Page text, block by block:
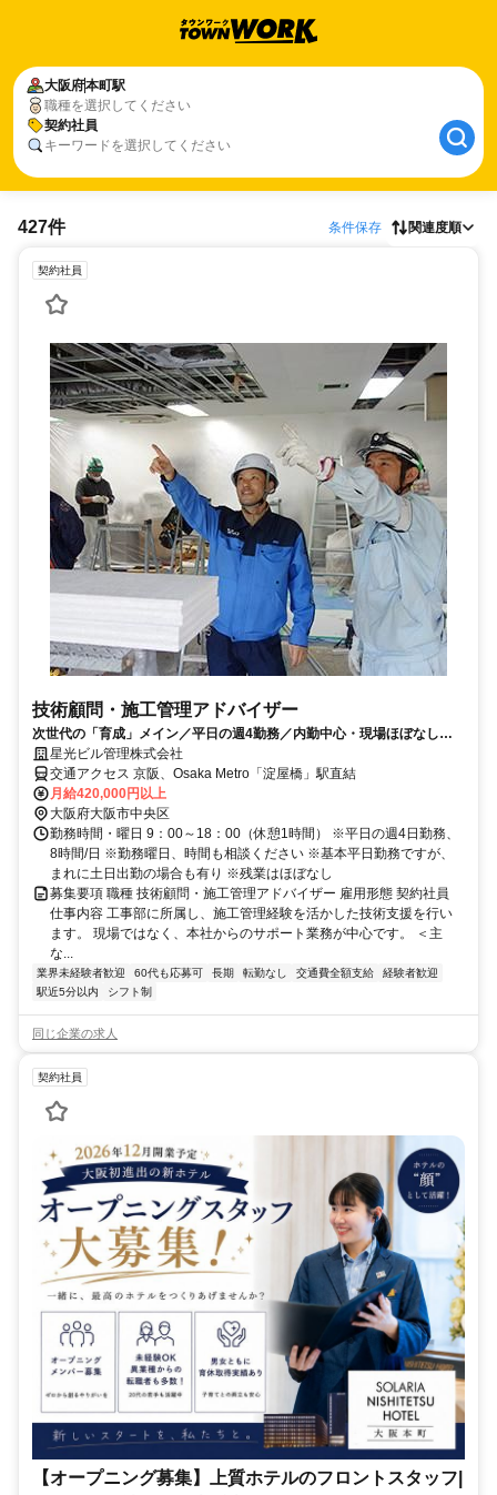
大阪府本町駅
職種を選択してください
契約社員
キーワードを選択してください
427件 条件保存 関連度順
契約社員
技術顧問・施工管理アドバイザー
次世代の「育成」メイン／平日の週4勤務／内勤中心・現場ほぼなし／
年収500万円×早朝・深夜業務なし
星光ビル管理株式会社
交通アクセス 京阪、Osaka Metro「淀屋橋」駅直結
月給420,000円以上
大阪府大阪市中央区
勤務時間・曜日 9：00～18：00（休憩1時間） ※平日の週4日勤務、
8時間/日 ※勤務曜日、時間も相談ください ※基本平日勤務ですが、
まれに土日出勤の場合も有り ※残業はほぼなし
募集要項 職種 技術顧問・施工管理アドバイザー 雇用形態 契約社員
仕事内容 工事部に所属し、施工管理経験を活かした技術支援を行い
ます。 現場ではなく、本社からのサポート業務が中心です。 ＜主
な...
業界未経験者歓迎 60代も応募可 長期 転勤なし 交通費全額支給
経験者歓迎
駅近5分以内
シフト制
同じ企業の求人
契約社員
【オープニング募集】上質ホテルのフロントスタッフ|